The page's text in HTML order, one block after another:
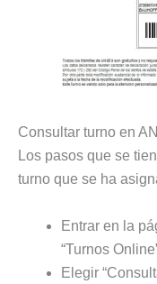
Consultar turno en
Los pasos que se
turno que se ha
Entrar en la
“Turnos
Elegir